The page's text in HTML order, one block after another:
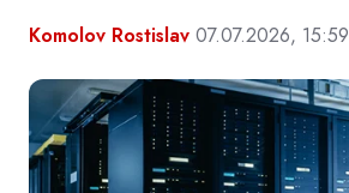
Komolov Rostislav 07.07.2026, 15:59